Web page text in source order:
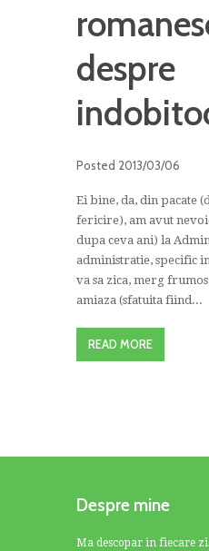
despre
Posted 2013/03/06
Ei bine, da, din pacate
fericire), am avut
dupa ceva ani) la
administratie, specific
va sa zica, merg
amiaza (sfatuita fiind...
READ MORE
Despre mine
Ma descopar in fiecare